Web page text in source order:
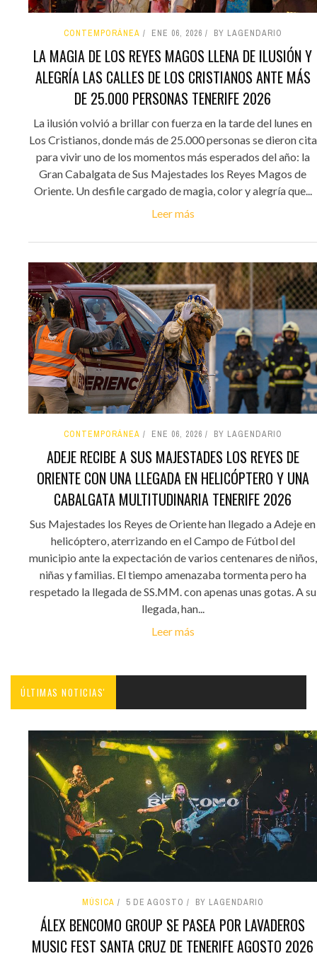
CONTEMPORÁNEA ENE 06, 2026 BY LAGENDARIO
LA MAGIA DE LOS REYES MAGOS LLENA DE ILUSIÓN Y
ALEGRÍA LAS CALLES DE LOS CRISTIANOS ANTE MÁS
DE 25.000 PERSONAS TENERIFE 2026
La ilusión volvió a brillar con fuerza en la tarde del lunes en
Los Cristianos, donde más de 25.000 personas se dieron cita
para vivir uno de los momentos más esperados del año: la
Gran Cabalgata de Sus Majestades los Reyes Magos de
Oriente. Un desfile cargado de magia, color y alegría que...
Leer más
CONTEMPORÁNEA ENE 06, 2026 BY LAGENDARIO
ADEJE RECIBE A SUS MAJESTADES LOS REYES DE
ORIENTE CON UNA LLEGADA EN HELICÓPTERO Y UNA
CABALGATA MULTITUDINARIA TENERIFE 2026
Sus Majestades los Reyes de Oriente han llegado a Adeje en
helicóptero, aterrizando en el Campo de Fútbol del
municipio ante la expectación de varios centenares de niños,
niñas y familias. El tiempo amenazaba tormenta pero ha
respetado la llegada de SS.MM. con apenas unas gotas. A su
llegada, han...
Leer más
ÚLTIMAS NOTICIAS'
MÚSICA 5 DE AGOSTO BY LAGENDARIO
ÁLEX BENCOMO GROUP SE PASEA POR LAVADEROS
MUSIC FEST SANTA CRUZ DE TENERIFE AGOSTO 2026